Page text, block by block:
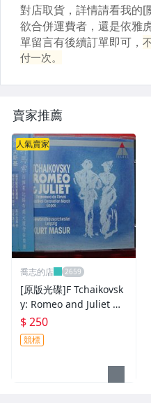
賣家推薦
人氣賣家
喬志的店
[原版光碟]F Tchaikovsk
y: Romeo and Juliet M
ADE IN GERMANY
$ 250
競標